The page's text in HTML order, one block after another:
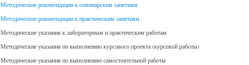
Методические рекомендации к семинарским занятиям
Методические рекомендации к практическим занятиям
Методические указания к лабораторным и практическим работам
Методические указания по выполнению курсового проекта (курсовой работы)
Методические указания по выполнению самостоятельной работы